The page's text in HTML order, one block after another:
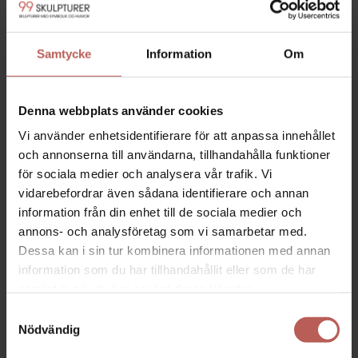
Samtycke Information Om
Denna webbplats använder cookies
Vi använder enhetsidentifierare för att anpassa innehållet
och annonserna till användarna, tillhandahålla funktioner
för sociala medier och analysera vår trafik. Vi
vidarebefordrar även sådana identifierare och annan
information från din enhet till de sociala medier och
annons- och analysföretag som vi samarbetar med.
Dessa kan i sin tur kombinera informationen med annan
information som du har tillhandahållit eller som de har
Nödvändig
SAMSPEL
3.670,00SEK
LYFTER I FLOCK
8.800,00SEK